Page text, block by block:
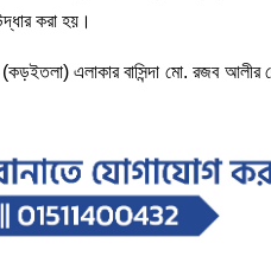
করা হয়।
(কড়ইতলা) এলাকার বাসিন্দা মো.রজব আলীর